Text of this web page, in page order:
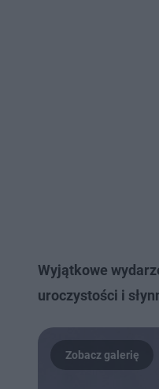
Wyjątkowe
uroczystości i